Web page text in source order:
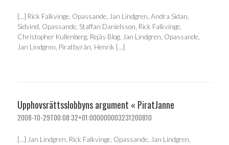
[…] Rick Falkvinge, Opassande, Jan Lindgren, Andra Sidan,
Sidvind, Opassande, Staffan Danielsson, Rick Falkvinge,
Christopher Kullenberg, Rejås Blog, Jan Lindgren, Opassande,
Jan Lindgren, Piratbyrån, Henrik […]
Upphovsrättsslobbyns argument « PiratJanne
2008-10-29T00:08:32+01:000000003231200810
[…] Jan Lindgren, Rick Falkvinge, Opassande, Jan Lindgren,